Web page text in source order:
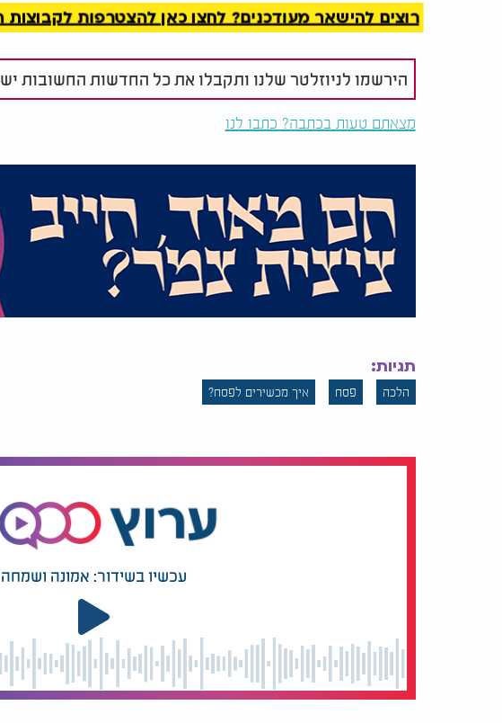
המלצות נוספות
איך מכשירים כלים
כיצד יש לעשות זאת? מר"ן עובדיה יוסף זצוק"ל פסק
במשך 24 שעות ובכך כל מה שנבלע בתנור כתוצאה מן
לרסס תרסיסי ניקוי ייעודיים ולנקות היטב את תנור (אין
הניקוי),ניתן גם לעשות זאת תוך כדי שהוא דלוק על מנת
רוצים להישאר מעודכנים? לחצו כאן להצטרפות לקבוצות
הירשמו לניוזלטר שלנו ותקבלו את כל החדשות החשובות
מצאתם טעות בכתבה? כתבו לנו
תגיות:
הלכה פסח איך מכשירים לפסח?
עכשיו בשידור: אמונה ושמחה